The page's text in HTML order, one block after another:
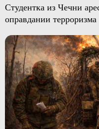
Студентка из Чечни
оправдании терроризма